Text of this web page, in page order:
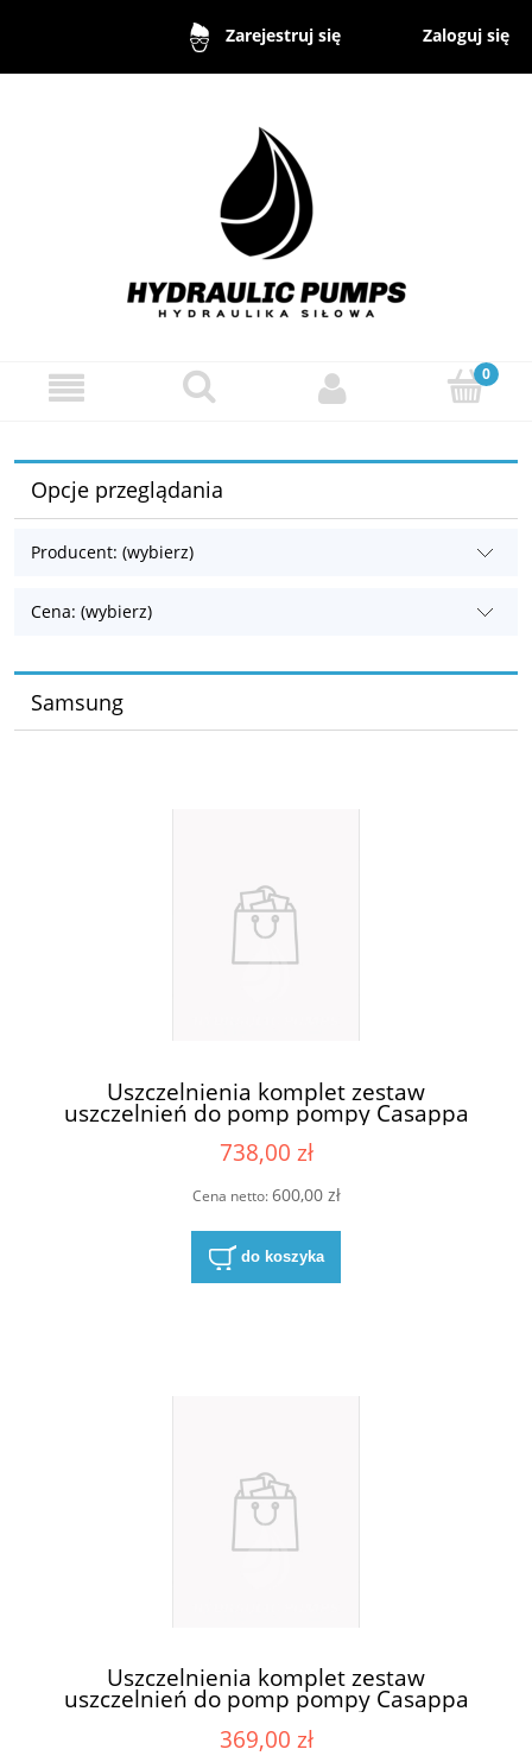
Zarejestruj się Zaloguj się
Opcje przeglądania
Producent: (wybierz)
Cena: (wybierz)
Samsung
Uszczelnienia komplet zestaw
uszczelnień do pomp pompy Casappa
03580500
738,00 zł
Cena netto:600,00 zł
do koszyka
Uszczelnienia komplet zestaw
uszczelnień do pomp pompy Casappa
KP20 S/D
369,00 zł